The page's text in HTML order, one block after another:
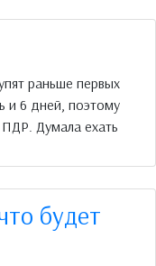
раньше первых
и 6 дней, поэтому
Думала ехать
будет